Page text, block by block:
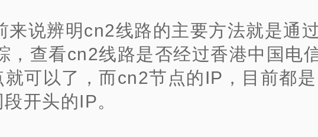
来说辨明cn2线路的主要方法就是通过
，查看cn2线路是否经过香港中国电
可以了，而cn2节点的IP，目前都是
开头的IP。